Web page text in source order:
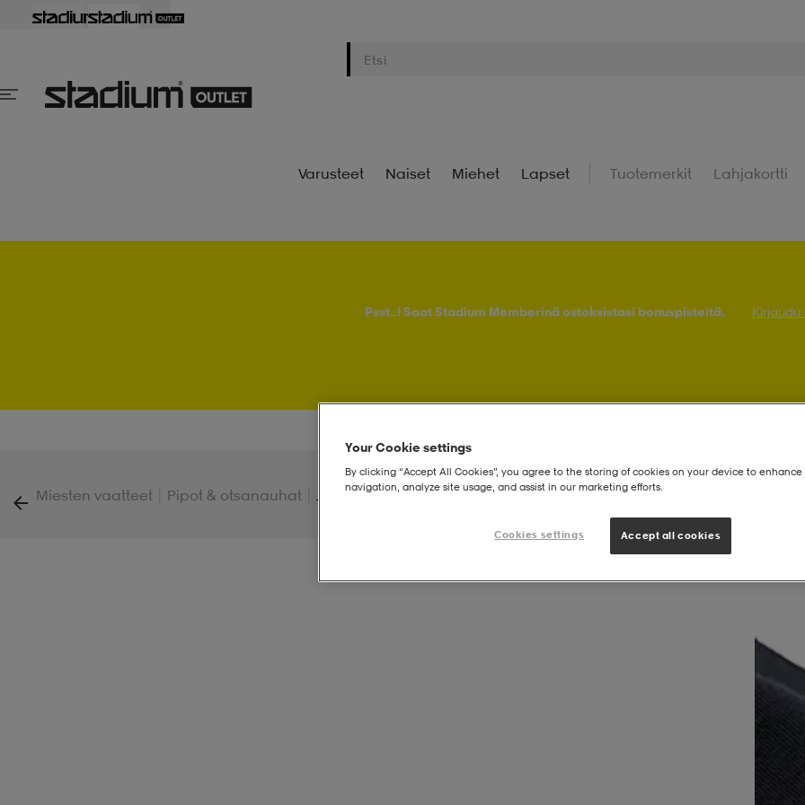
Varusteet Naiset Miehet Lapset Tuotemerkit Lahjakortti
Psst..! Saat Stadium Memberinä ostoksistasi bonuspisteitä. Kirjaudu
Miesten vaatteet Pipot & otsanauhat Jersey Beanie Sr
Your Cookie settings
By clicking “Accept All Cookies”, you agree to the storing of cookies on your device to enhance
navigation, analyze site usage, and assist in our marketing efforts.
Cookies settings Accept all cookies